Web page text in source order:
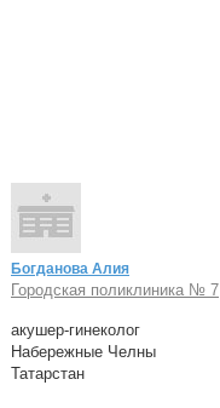
Богданова Алия
Городская поликлиника № 7
акушер-гинеколог
Набережные Челны
Татарстан